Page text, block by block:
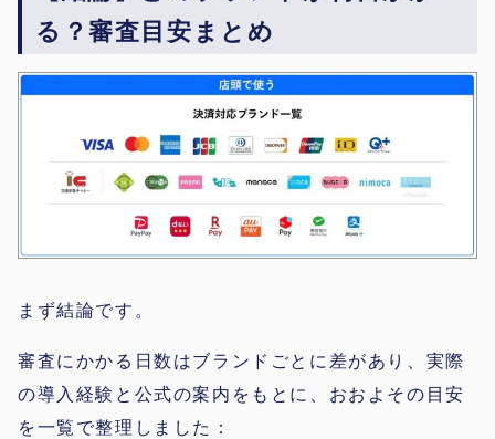
る？審査目安まとめ
まず結論です。
審査にかかる日数はブランドごとに差があり、実際
の導入経験と公式の案内をもとに、おおよその目安
を一覧で整理しました：